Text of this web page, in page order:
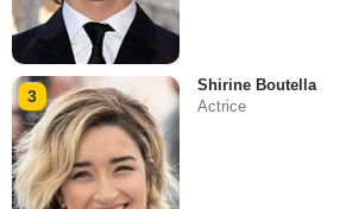
3
Shirine Boutella
Actrice